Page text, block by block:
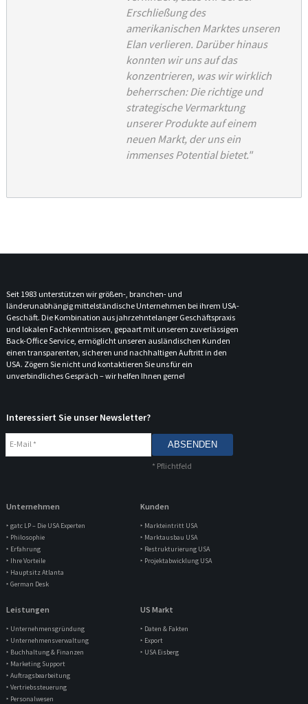
Erschließung des
amerikanischen Marktes unseren
Elan verlieren. Darüber hinaus
konnten wir uns auf das
konzentrieren, was wir wirklich
beherrschen: Die richtige und
strategische Vermarktung
unserer Produkte auf einem
neuen Markt, der uns ein
immenses Potential bietet."
Seit 1983 unterstützen wir größen-, branchen- und
länderunabhängig mittelständische Unternehmen bei ihrem USA-
Geschäft. Die Kombination aus jahrzehntelanger Geschäftspraxis
und lokalen Fachkenntnissen, gepaart mit unserem zuverlässigen
Back-Office Service, ermöglicht unseren ausländischen Kunden
einen transparenten, sicheren und nachhaltigen Auftritt in den
USA. Zögern Sie nicht und kontaktieren Sie uns für ein
unverbindliches Gespräch – wir helfen Ihnen gerne!
Interessiert Sie unser Newsletter?
E-Mail *
* Pflichtfeld
Unternehmen
‣ gatc LP – Die USA Experten
‣ Philosophie
‣ Erfahrung
‣ Ihre Vorteile
‣ Hauptsitz Atlanta
‣ German Desk
Kunden
‣ Markteintritt USA
‣ Marktausbau USA
‣ Restrukturierung USA
‣ Projektabwicklung USA
Leistungen
‣ Unternehmensgründung
‣ Unternehmensverwaltung
‣ Buchhaltung & Finanzen
‣ Marketing Support
‣ Auftragsbearbeitung
‣ Vertriebssteuerung
‣ Personalwesen
US Markt
‣ Daten & Fakten
‣ Export
‣ USA Eisberg